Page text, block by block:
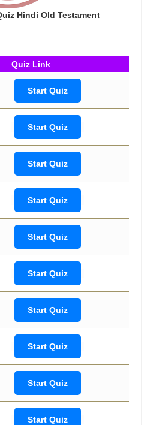
Hindi Old Testament
Quiz Link
Start Quiz
Start Quiz
Start Quiz
Start Quiz
Start Quiz
Start Quiz
Start Quiz
Start Quiz
Start Quiz
Start Quiz